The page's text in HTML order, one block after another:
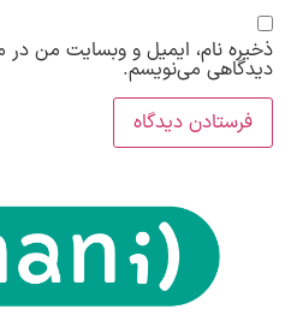
ذخیره نام، ایمیل و وبسایت من در
دیدگاهی می‌نویسم.